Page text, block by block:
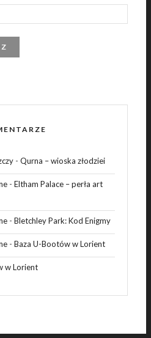
- Qurna – wioska złodziei
- Eltham Palace – perła art
- Bletchley Park: Kod Enigmy
- Baza U-Bootów w Lorient
w Lorient